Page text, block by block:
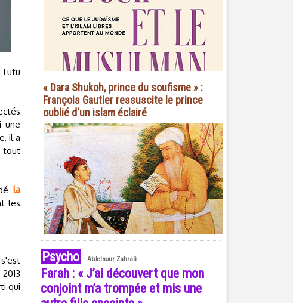
une
il a
tout
la
les
qui
« Dara Shukoh, prince du soufisme » :
François Gautier ressuscite le prince
oublié d'un islam éclairé
Psycho - Abdelnour Zahrali
Farah : « J’ai découvert que mon
conjoint m’a trompée et mis une